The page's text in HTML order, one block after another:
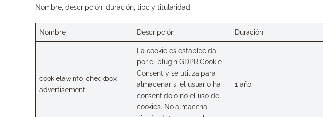
Nombre, descripción, duración, tipo y titularidad.
Nombre Descripción Duración
cookielawinfo-checkbox-
advertisement
La cookie es establecida
por el plugin GDPR Cookie
Consent y se utiliza para
almacenar si el usuario ha
consentido o no el uso de
cookies. No almacena
1 año